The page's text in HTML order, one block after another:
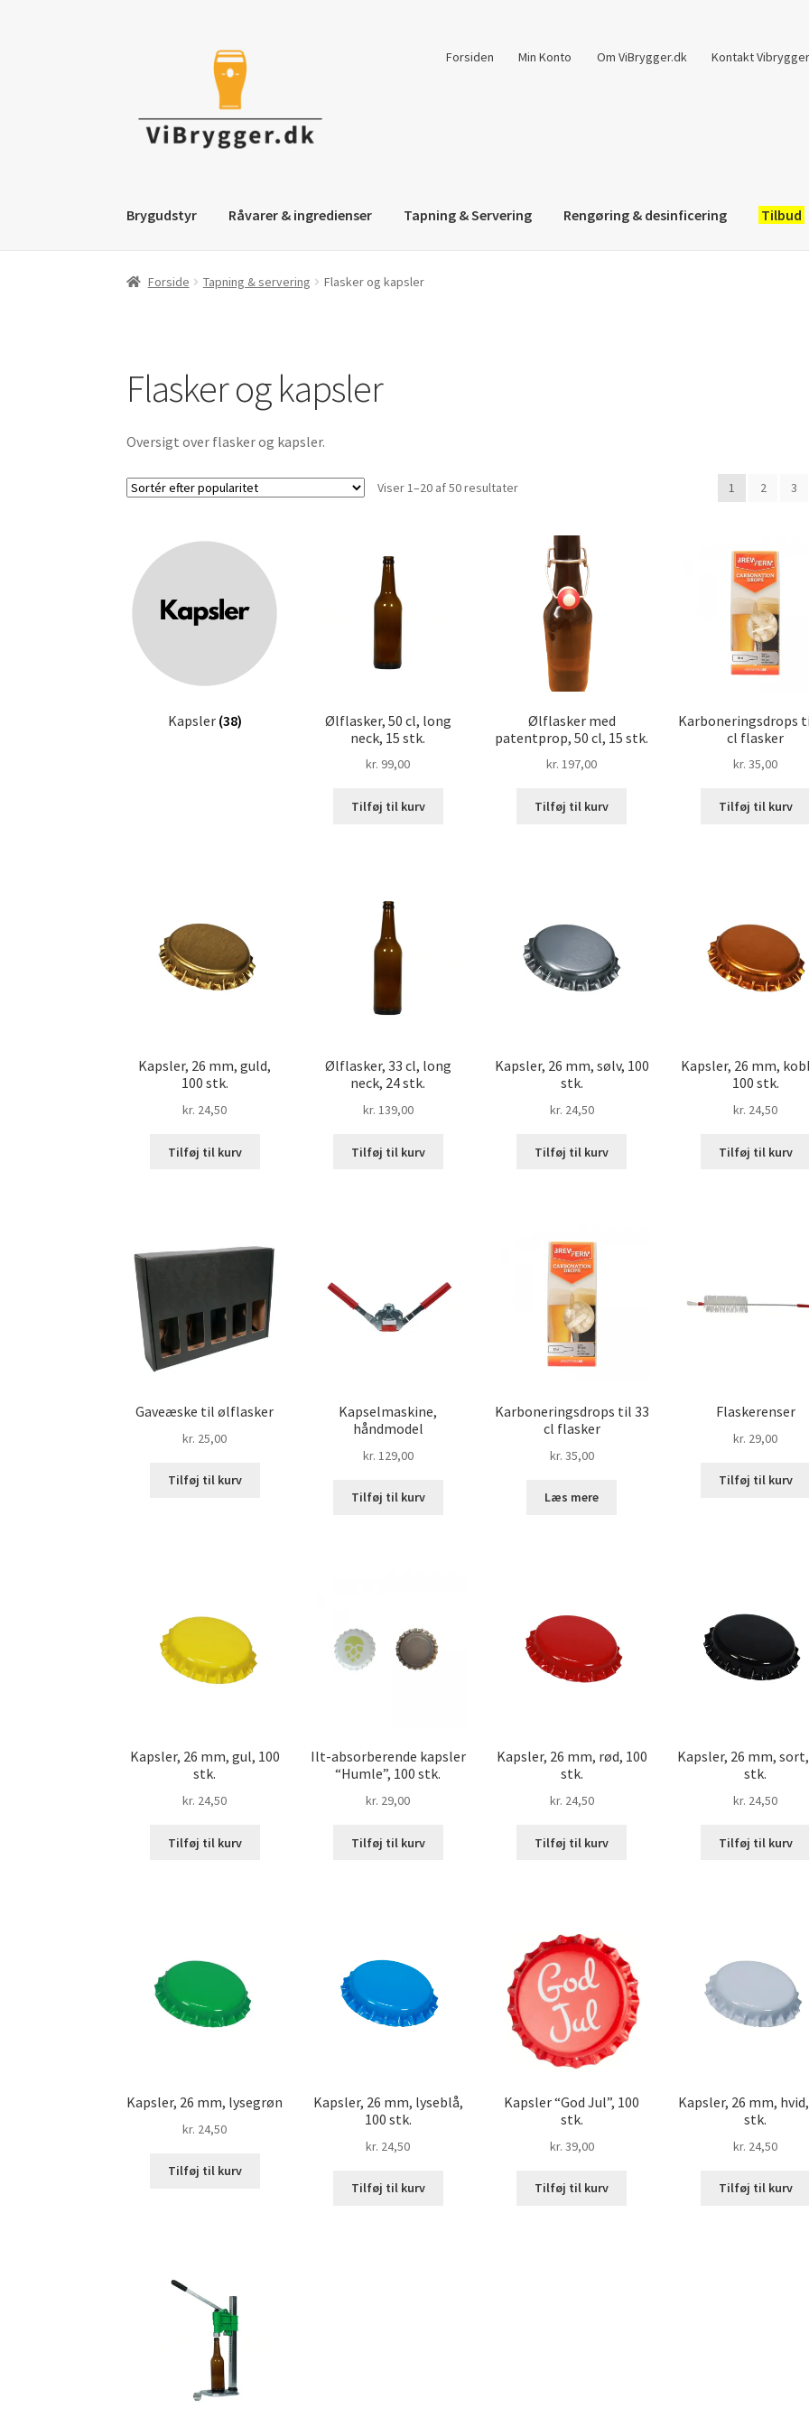
Forsiden Min Konto Om ViBrygger.dk Kontakt
Brygudstyr Råvarer & ingredienser Tapning & Servering Rengøring & desinficering Tilbud
Forside Tapning & servering Flasker og kapsler
Flasker og kapsler
Oversigt over flasker og kapsler.
Viser 1–20 af 50 resultaterSorteret
1 2 3
Kapsler (38)
Ølflasker, 50 cl, long
neck, 15 stk.
kr. 99,00
Tilføj til kurv
Ølflasker med
patentprop, 50 cl, 15 stk.
kr. 197,00
Tilføj til kurv
Karboneringsdrops
cl flasker
kr. 35,00
Tilføj til kurv
Kapsler, 26 mm, guld,
100 stk.
kr. 24,50
Tilføj til kurv
Ølflasker, 33 cl, long
neck, 24 stk.
kr. 139,00
Tilføj til kurv
Kapsler, 26 mm, sølv, 100
stk.
kr. 24,50
Tilføj til kurv
Kapsler, 26 mm,
100 stk.
kr. 24,50
Tilføj til kurv
Gaveæske til ølflasker
kr. 25,00
Tilføj til kurv
Kapselmaskine,
håndmodel
kr. 129,00
Tilføj til kurv
Karboneringsdrops til 33
cl flasker
kr. 35,00
Læs mere
Flaskerenser
kr. 29,00
Tilføj til kurv
Kapsler, 26 mm, gul, 100
stk.
kr. 24,50
Tilføj til kurv
Ilt-absorberende kapsler
“Humle”, 100 stk.
kr. 29,00
Tilføj til kurv
Kapsler, 26 mm, rød, 100
stk.
kr. 24,50
Tilføj til kurv
Kapsler, 26 mm,
stk.
kr. 24,50
Tilføj til kurv
Kapsler, 26 mm, lysegrøn
kr. 24,50
Tilføj til kurv
Kapsler, 26 mm, lyseblå,
100 stk.
kr. 24,50
Tilføj til kurv
Kapsler “God Jul”, 100
stk.
kr. 39,00
Tilføj til kurv
Kapsler, 26 mm,
stk.
kr. 24,50
Tilføj til kurv